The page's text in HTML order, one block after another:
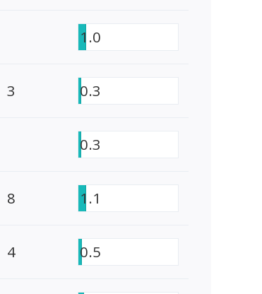
1.0
3 0.3
0.3
8 1.1
4 0.5